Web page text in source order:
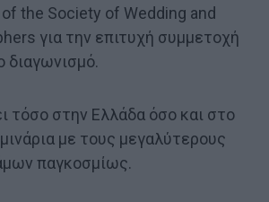
the Society of Wedding and
για την επιτυχή συμμετοχή
διαγωνισμό.
τόσο στην Ελλάδα όσο και στο
με τους μεγαλύτερους
παγκοσμίως.